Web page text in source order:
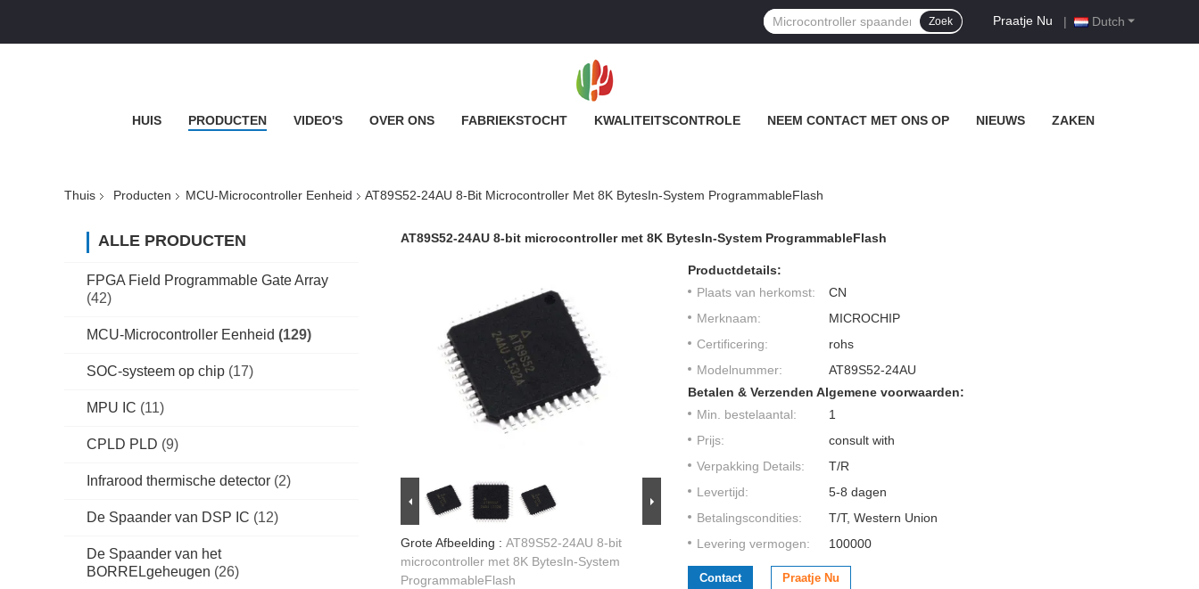
Dutch
Praatje Nu |
Zoek
HUIS PRODUCTEN VIDEO'S OVER ONS FABRIEKSTOCHT KWALITEITSCONTROLE NEEM CONTACT MET ONS OP NIEUWS ZAKEN
Thuis Producten MCU-Microcontroller Eenheid AT89S52-24AU 8-Bit Microcontroller Met 8K BytesIn-System ProgrammableFlash
ALLE PRODUCTEN
FPGA Field Programmable Gate Array
(42)
MCU-Microcontroller Eenheid (129)
SOC-systeem op chip (17)
MPU IC (11)
CPLD PLD (9)
Infrarood thermische detector (2)
De Spaander van DSP IC (12)
De Spaander van het
BORRELgeheugen (26)
AT89S52-24AU 8-bit microcontroller met 8K BytesIn-System ProgrammableFlash
Grote Afbeelding : AT89S52-24AU 8-bit
microcontroller met 8K BytesIn-System
ProgrammableFlash
Productdetails:
Plaats van herkomst:
CN
Merknaam:
MICROCHIP
Certificering:
rohs
Modelnummer:
AT89S52-24AU
Betalen & Verzenden Algemene voorwaarden:
Min. bestelaantal:
1
Prijs:
consult with
Verpakking Details:
T/R
Levertijd:
5-8 dagen
Betalingscondities:
T/T, Western Union
Levering vermogen:
100000
Contact Praatje Nu